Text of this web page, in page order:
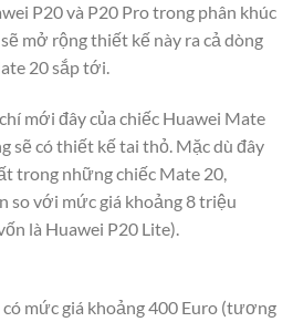
P20 và P20 Pro trong phân khúc
mở rộng thiết kế này ra cả dòng
20 sắp tới.
mới đây của chiếc Huawei Mate
sẽ có thiết kế tai thỏ. Mặc dù đây
trong những chiếc Mate 20,
so với mức giá khoảng 8 triệu
là Huawei P20 Lite).
mức giá khoảng 400 Euro (tương